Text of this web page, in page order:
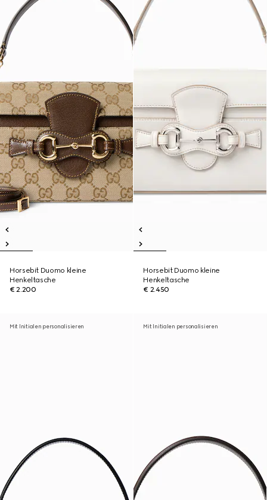
Horsebit Duomo kleine
Henkeltasche
€ 2.200
Horsebit Duomo kleine
Henkeltasche
€ 2.450
Mit Initialen personalisieren Mit Initialen personalisieren